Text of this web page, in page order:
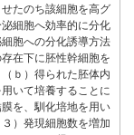
たのち該細胞を高グ
細胞へ効率的に分化
胞への分化誘導方法
在下に胚性幹細胞を
ｂ）得られた胚体内
いて培養することに
を、馴化培地を用い
）発現細胞数を増加